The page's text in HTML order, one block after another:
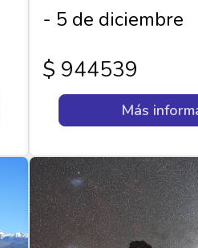
- 5 de diciembre
$ 944539
Más